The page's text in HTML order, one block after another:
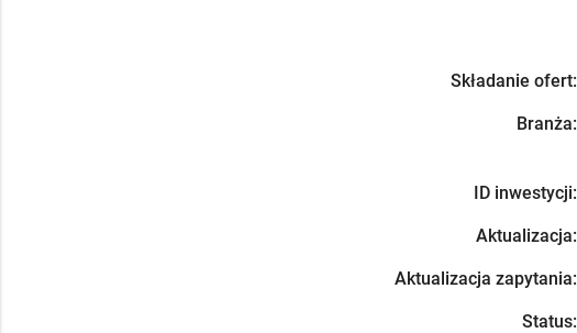
Składanie ofert:
Branża:
ID inwestycji:
Aktualizacja:
Aktualizacja zapytania:
Status: